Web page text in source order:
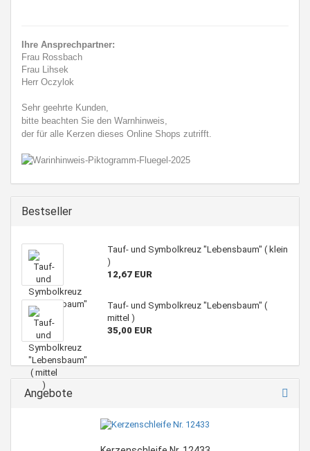
Ihre Ansprechpartner:
Frau Rossbach
Frau Lihsek
Herr Oczylok
Sehr geehrte Kunden,
bitte beachten Sie den Warnhinweis,
der für alle Kerzen dieses Online Shops zutrifft.
Bestseller
Tauf- und Symbolkreuz "Lebensbaum" ( klein
)
12,67 EUR
Tauf- und Symbolkreuz "Lebensbaum" (
mittel )
35,00 EUR
Angebote